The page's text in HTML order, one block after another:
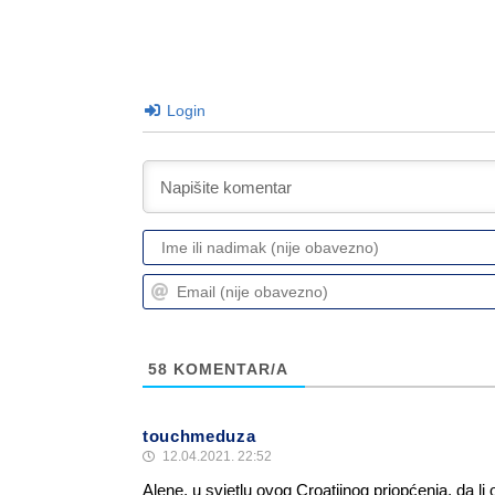
Login
58 KOMENTAR/A
touchmeduza
12.04.2021. 22:52
Alene, u svjetlu ovog Croatiinog priopćenja, da